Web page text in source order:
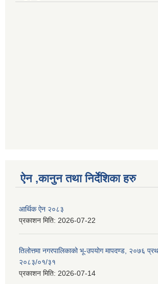
ऐन ,कानुन तथा निर्देशिका हरु
आर्थिक ऐन २०८३
प्रकाशन मिति: 2026-07-22
तिलोत्तमा नगरपालिकाको भू-उपयोग मापदण्ड, २०७६
२०८३/०१/३१
प्रकाशन मिति: 2026-07-14